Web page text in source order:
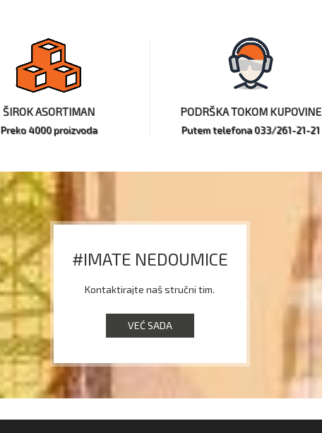
ŠIROK ASORTIMAN
Preko 4000 proizvoda
PODRŠKA TOKOM KUPOVINE
Putem telefona 033/261-21-21
#IMATE NEDOUMICE
Kontaktirajte naš stručni tim.
VEĆ SADA